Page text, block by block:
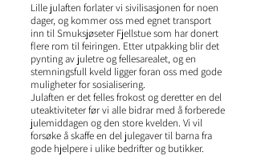
Lille julaften forlater vi sivilisasjonen for noen
dager, og kommer oss med egnet transport
inn til Smuksjøseter Fjellstue som har donert
flere rom til feiringen. Etter utpakking blir det
pynting av juletre og fellesarealet, og en
stemningsfull kveld ligger foran oss med gode
muligheter for sosialisering.
Julaften er det felles frokost og deretter en del
uteaktiviteter før vi alle bidrar med å forberede
julemiddagen og den store kvelden. Vi vil
forsøke å skaffe en del julegaver til barna fra
gode hjelpere i ulike bedrifter og butikker.